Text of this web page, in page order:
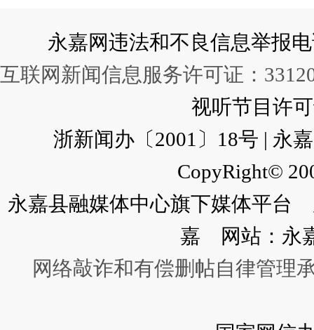
永嘉网违法和不良信息举报
互联网新闻信息服务许可证：
视听节目许
浙新闻办〔2001〕18号 | 永
CopyRight©
永嘉县融媒体中心旗下媒体平
嘉 网站：永
网络敲诈和有偿删帖自律管理